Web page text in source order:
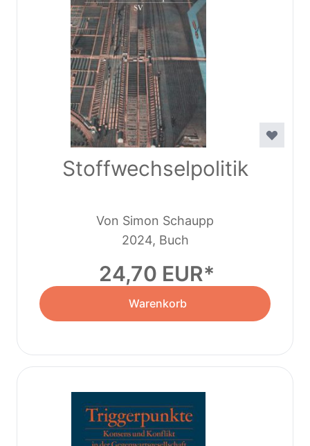
Stoffwechselpolitik
Von Simon Schaupp
2024, Buch
24,70 EUR
Warenkorb